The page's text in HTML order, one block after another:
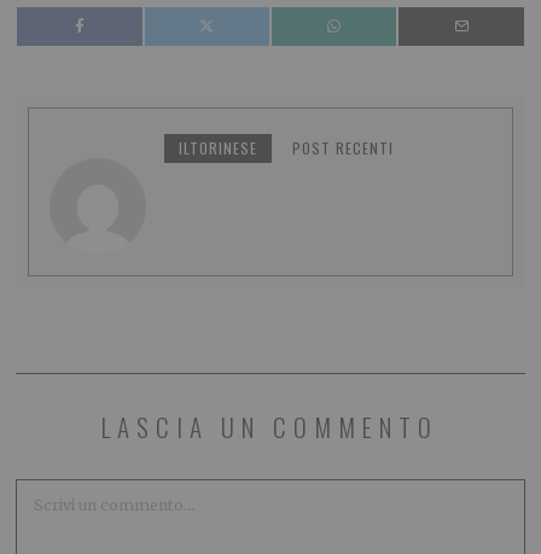
ILTORINESE POST RECENTI
LASCIA UN COMMENTO